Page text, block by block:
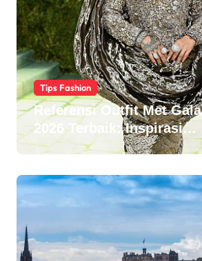
Tips Fashion
Referensi Outfit Met Gala
2026 Terbaik: Inspirasi
Fashion is Art yang Epic